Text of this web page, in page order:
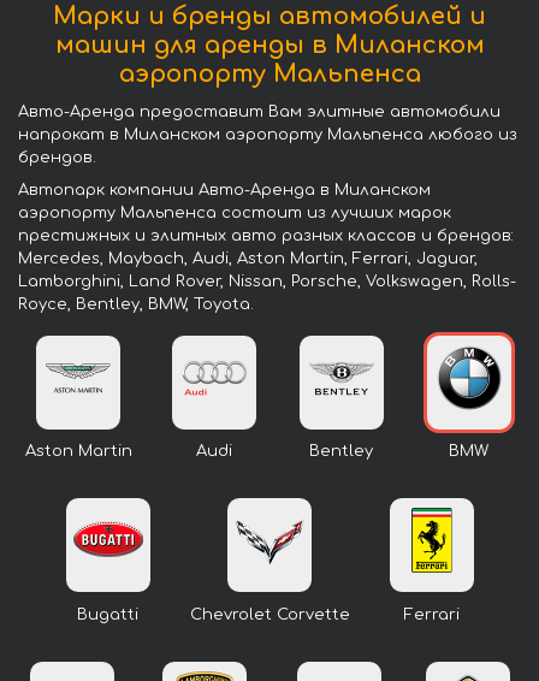
Марки и бренды автомобилей и
машин для аренды в Миланском
аэропорту Мальпенса
Авто-Аренда предоставит Вам элитные автомобили
напрокат в Миланском аэропорту Мальпенса любого из
брендов.
Автопарк компании Авто-Аренда в Миланском
аэропорту Мальпенса состоит из лучших марок
престижных и элитных авто разных классов и брендов:
Mercedes, Maybach, Audi, Aston Martin, Ferrari, Jaguar,
Lamborghini, Land Rover, Nissan, Porsche, Volkswagen, Rolls-
Royce, Bentley, BMW, Toyota.
Aston Martin Audi Bentley BMW
Bugatti Chevrolet Corvette Ferrari